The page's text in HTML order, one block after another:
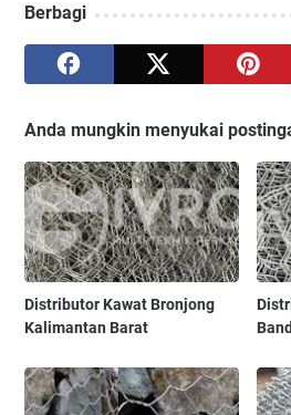
Berbagi
Anda mungkin menyukai
Distributor Kawat Bronjong
Kalimantan Barat